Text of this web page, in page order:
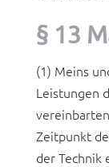
§ 13
(1) Meins
Leistungen
Zeitpunkt
der Technik